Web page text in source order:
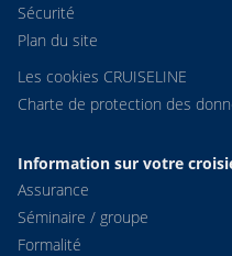
Sécurité
Plan du site
Les cookies CRUISELINE
Charte de protection des
Information sur votre
Assurance
Séminaire / groupe
Formalité